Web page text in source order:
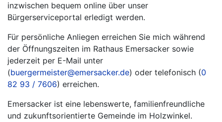
inzwischen bequem online über unser
Bürgerserviceportal erledigt werden.
Für persönliche Anliegen erreichen Sie mich während
der Öffnungszeiten im Rathaus Emersacker sowie
jederzeit per E-Mail unter
(buergermeister@emersacker.de) oder telefonisch (0
82 93 / 7606) erreichen.
Emersacker ist eine lebenswerte, familienfreundliche
und zukunftsorientierte Gemeinde im Holzwinkel.